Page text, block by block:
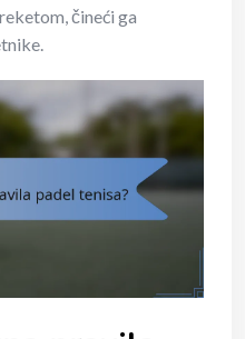
čineći ga